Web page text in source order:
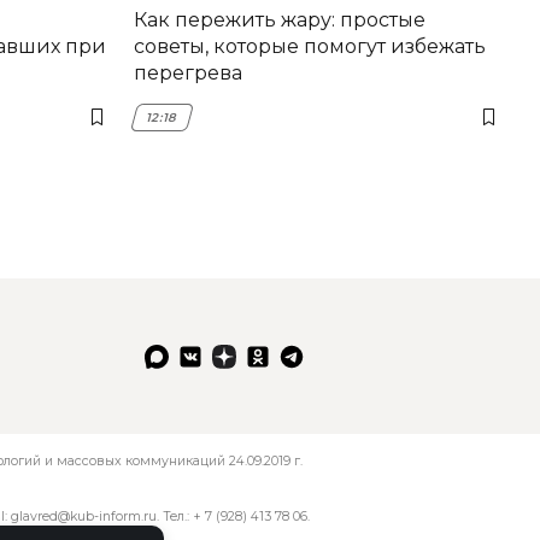
при
Как пережить жару: простые
советы, которые помогут избежать
перегрева
12:18
и массовых коммуникаций 24.09.2019 г.
glavred@kub-inform.ru. Тел.: + 7 (928) 413 78 06.